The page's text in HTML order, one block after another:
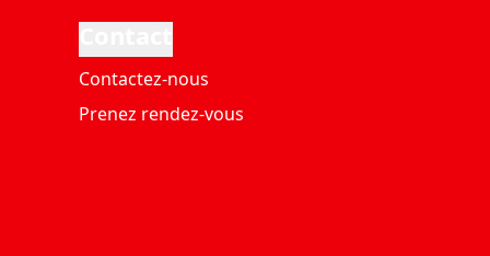
Contactez-nous
Prenez rendez-vous